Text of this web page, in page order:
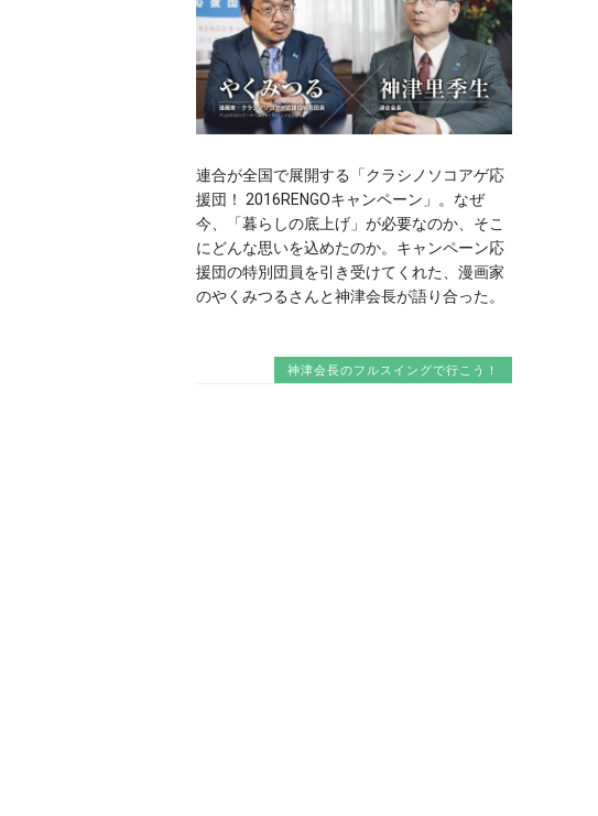
連合が全国で展開する「クラシノソコアゲ応
援団！ 2016RENGOキャンペーン」。なぜ
今、「暮らしの底上げ」が必要なのか、そこ
にどんな思いを込めたのか。キャンペーン応
援団の特別団員を引き受けてくれた、漫画家
のやくみつるさんと神津会長が語り合った。
神津会長のフルスイングで行こう！